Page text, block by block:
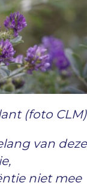
(foto CLM)
van deze
niet mee